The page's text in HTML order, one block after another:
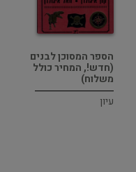
הספר המסוכן לבנים
(חדש!, המחיר כולל
משלוח)
עיון